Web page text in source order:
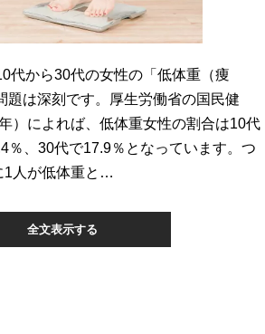
代から30代の女性の「低体重（痩
題は深刻です。厚生労働省の国民健
）によれば、低体重女性の割合は10代
％、30代で17.9％となっています。つ
1人が低体重と…
全文表示する